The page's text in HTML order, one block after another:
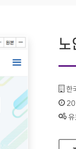
노
기
한
인
상